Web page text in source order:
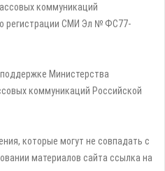
коммуникаций
регистрации СМИ Эл № ФС77-
Министерства
коммуникаций Российской
которые могут не совпадать с
материалов сайта ссылка на